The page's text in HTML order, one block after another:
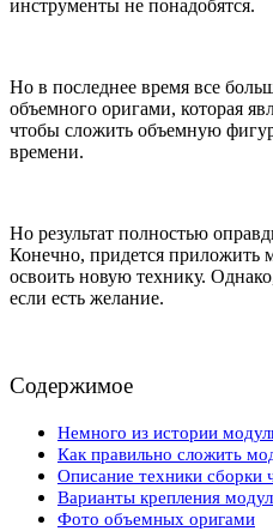
инструменты не понадобятся.
Но в последнее время все
объемного оригами, которая
чтобы сложить объемную
времени.
Но результат полностью
Конечно, придется приложить
освоить новую технику.
если есть желание.
Содержимое
Немного из истории
Как правильно сложить
Описание техники сборки
Варианты крепления
Фото объемных оригами